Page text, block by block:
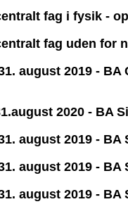
fag i fysik -
fag uden for
august 2019 -
2020 - BA
august 2019 -
august 2019 -
august 2019 -